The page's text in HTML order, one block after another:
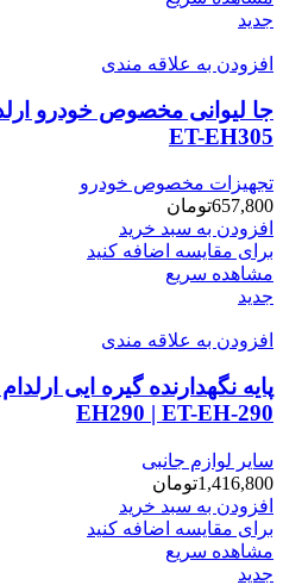
جدید
افزودن به علاقه مندی
ET-EH305
تجهیزات مخصوص خودرو
657,800تومان
افزودن به سبد خرید
برای مقایسه اضافه کنید
مشاهده سریع
جدید
افزودن به علاقه مندی
EH290 | ET-EH-290
سایر لوازم جانبی
1,416,800تومان
افزودن به سبد خرید
برای مقایسه اضافه کنید
مشاهده سریع
جدید